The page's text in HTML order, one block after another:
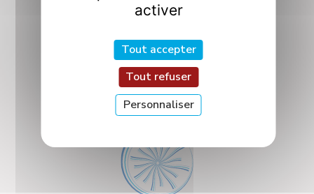
Nanosciences
activer
Tout accepter
Tout refuser
Personnaliser